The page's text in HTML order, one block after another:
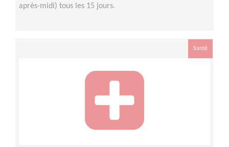
après-midi) tous les 15 jours.
Santé